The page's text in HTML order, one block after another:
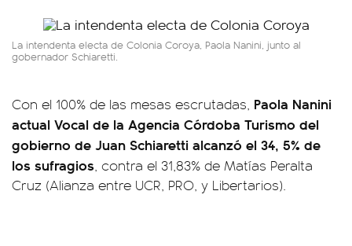
La intendenta electa de Colonia Coroya, Paola Nanini, junto al
gobernador Schiaretti.
Con el 100% de las mesas escrutadas, Paola Nanini
actual Vocal de la Agencia Córdoba Turismo del
gobierno de Juan Schiaretti alcanzó el 34, 5% de
los sufragios, contra el 31,83% de Matías Peralta
Cruz (Alianza entre UCR, PRO, y Libertarios).